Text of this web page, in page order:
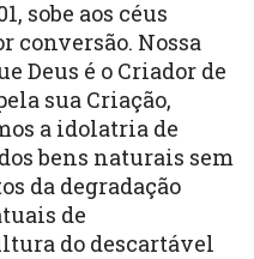
sobe aos céus
conversão. Nossa
Deus é o Criador de
sua Criação,
a idolatria de
bens naturais sem
da degradação
de
do descartável